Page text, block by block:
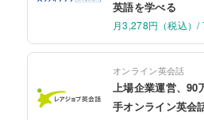
英語を学べる
月3,278円（税込）/
オンライン英会話
上場企業運営、90
手オンライン英会